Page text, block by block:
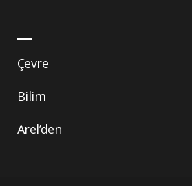
Çevre
Bilim
Arel’den